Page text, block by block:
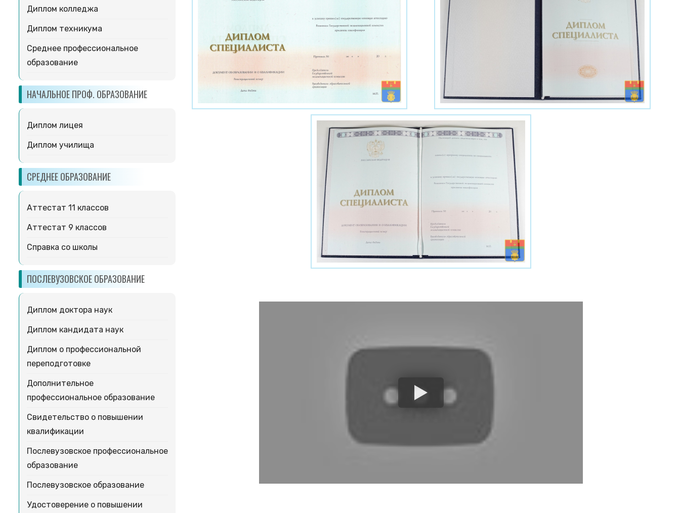
Диплом колледжа
Диплом техникума
Среднее профессиональное
образование
НАЧАЛЬНОЕ ПРОФ. ОБРАЗОВАНИЕ
Диплом лицея
Диплом училища
СРЕДНЕЕ ОБРАЗОВАНИЕ
Аттестат 11 классов
Аттестат 9 классов
Справка со школы
ПОСЛЕВУЗОВСКОЕ ОБРАЗОВАНИЕ
Диплом доктора наук
Диплом кандидата наук
Диплом о профессиональной
переподготовке
Дополнительное
профессиональное образование
Свидетельство о повышении
квалификации
Послевузовское профессиональное
образование
Послевузовское образование
Удостоверение о повышении